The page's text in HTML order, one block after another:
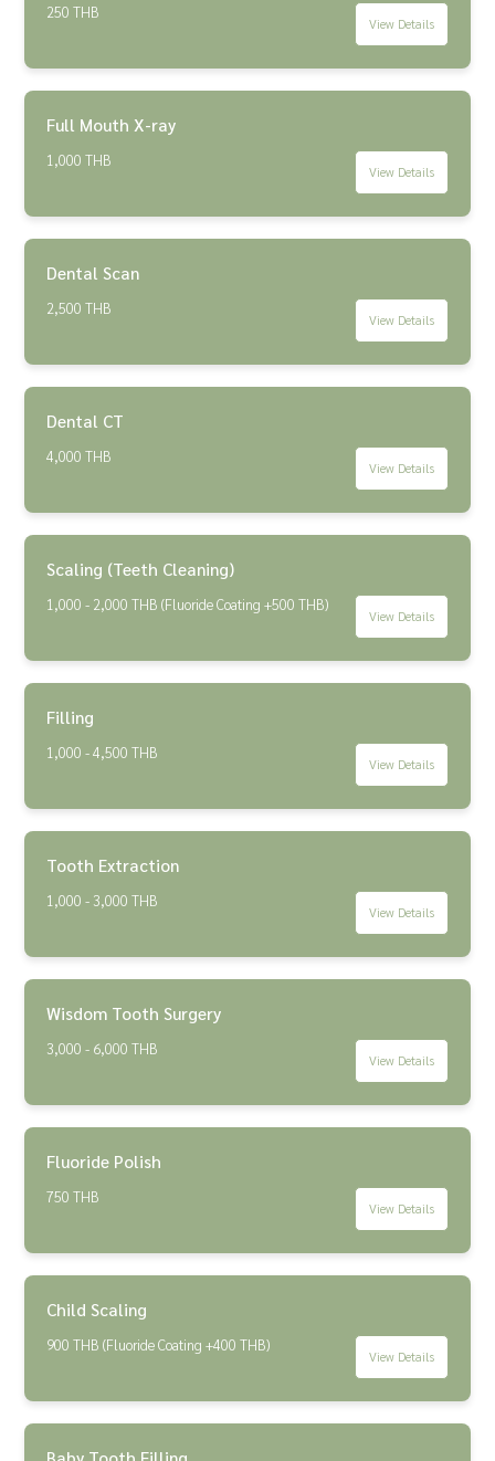
250 THB
View Details
Full Mouth X-ray
1,000 THB
View Details
Dental Scan
2,500 THB
View Details
Dental CT
4,000 THB
View Details
Scaling (Teeth Cleaning)
1,000 - 2,000 THB (Fluoride Coating +500 THB)
View Details
Filling
1,000 - 4,500 THB
View Details
Tooth Extraction
1,000 - 3,000 THB
View Details
Wisdom Tooth Surgery
3,000 - 6,000 THB
View Details
Fluoride Polish
750 THB
View Details
Child Scaling
900 THB (Fluoride Coating +400 THB)
View Details